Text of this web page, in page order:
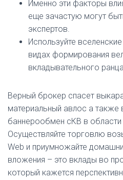
Именно эти факторы
еще зачастую могут
экспертов.
Используйте
видах формирования
вкладывательного
Верный брокер спасет
материальный авлос а также
баннерообмен сКВ в
Осуществляйте торговлю
Web и приумножайте
вложения – это вклады во
который кажется